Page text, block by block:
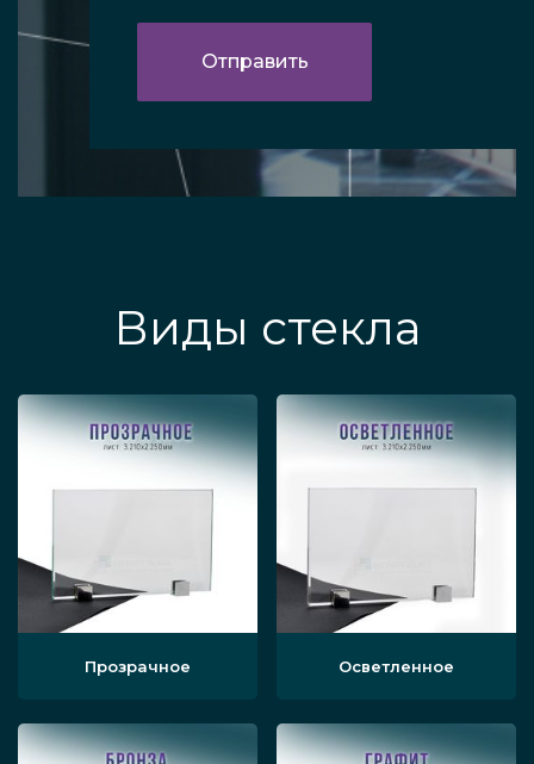
Виды стекла
Прозрачное Осветленное